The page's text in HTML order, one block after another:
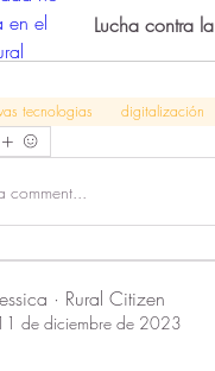
tecnologias digitalización
· Rural Citizen
11 de diciembre de 2023